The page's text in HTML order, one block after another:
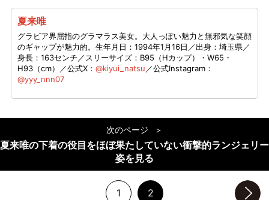
夏来唯
グラビア界屈指のグラマラス美女。大人っぽい魅力と無邪気な笑顔
のギャップが魅力的。生年月日：1994年1月16日／出身：埼玉県／
身長：163センチ／スリーサイズ：B95（Hカップ）・W65・
H93（cm）／公式X： @kiyui_natsu ／公式Instagram：
@yyy_nnn07
次のページ
夏来唯の下着の役目をほぼ果たしていない衝撃的ランジェリー
姿を見る
1 2